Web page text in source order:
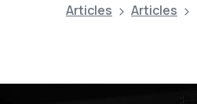
Articles Articles